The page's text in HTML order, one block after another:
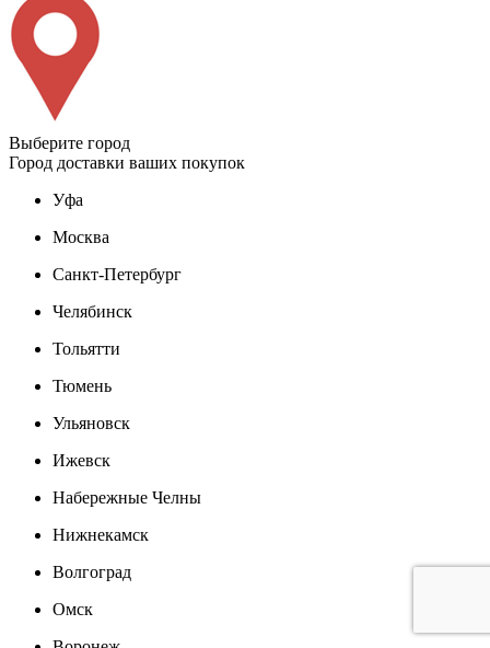
Выберите город
Город доставки ваших покупок
Уфа
Москва
Санкт-Петербург
Челябинск
Тольятти
Тюмень
Ульяновск
Ижевск
Набережные Челны
Нижнекамск
Волгоград
Омск